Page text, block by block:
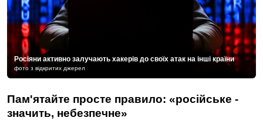
Росіяни активно залучають хакерів до своїх атак на інші країни
фото з відкритих джерел
Пам'ятайте просте правило: «російське -
значить, небезпечне»